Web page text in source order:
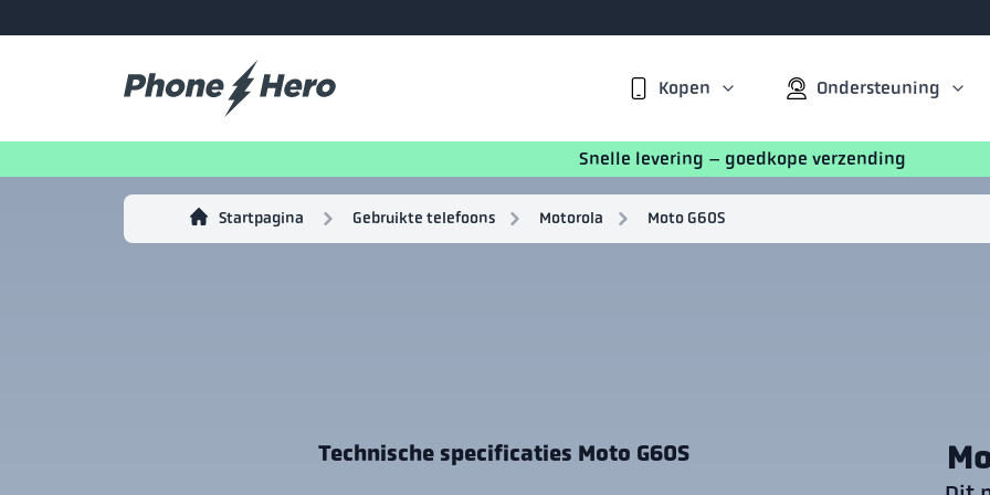
Kopen Ondersteuning
Snelle levering – goedkope verzending
Startpagina Gebruikte telefoons Motorola Moto G60S
Technische specificaties Moto G60S